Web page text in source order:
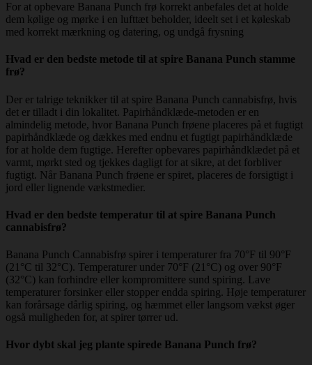
For at opbevare Banana Punch frø korrekt anbefales det at holde
dem kølige og mørke i en lufttæt beholder, ideelt set i et køleskab
med korrekt mærkning og datering, og undgå frysning
Hvad er den bedste metode til at spire Banana Punch stamme
frø?
Der er talrige teknikker til at spire Banana Punch cannabisfrø, hvis
det er tilladt i din lokalitet. Papirhåndklæde-metoden er en
almindelig metode, hvor Banana Punch frøene placeres på et fugtigt
papirhåndklæde og dækkes med endnu et fugtigt papirhåndklæde
for at holde dem fugtige. Herefter opbevares papirhåndklædet på et
varmt, mørkt sted og tjekkes dagligt for at sikre, at det forbliver
fugtigt. Når Banana Punch frøene er spiret, placeres de forsigtigt i
jord eller lignende vækstmedier.
Hvad er den bedste temperatur til at spire Banana Punch
cannabisfrø?
Banana Punch Cannabisfrø spirer i temperaturer fra 70°F til 90°F
(21°C til 32°C). Temperaturer under 70°F (21°C) og over 90°F
(32°C) kan forhindre eller kompromittere sund spiring. Lave
temperaturer forsinker eller stopper endda spiring. Høje temperaturer
kan forårsage dårlig spiring, og hæmmet eller langsom vækst øger
også muligheden for, at spirer tørrer ud.
Hvor dybt skal jeg plante spirede Banana Punch frø?